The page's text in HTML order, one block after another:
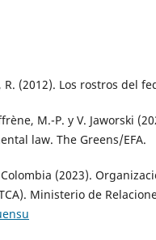
R. (2012). Los rostros del
M.-P. y V. Jaworski
law. The Greens/EFA.
(2023).
Ministerio de